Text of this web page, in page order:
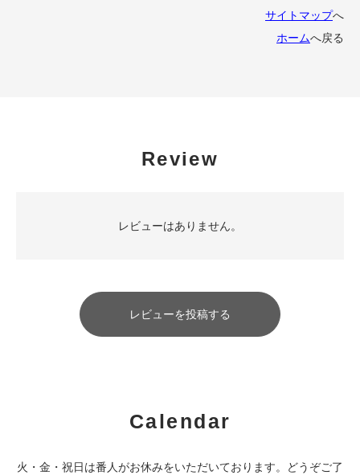
サイトマップへ
ホームへ戻る
Review
レビューはありません。
レビューを投稿する
Calendar
火・金・祝日は番人がお休みをいただいております。どうぞご了